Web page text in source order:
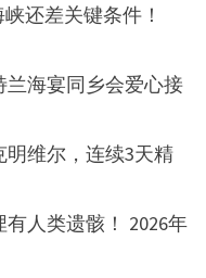
还差关键条件！
海宴同乡会爱心接
维尔，连续3天精
人类遗骸！ 2026年